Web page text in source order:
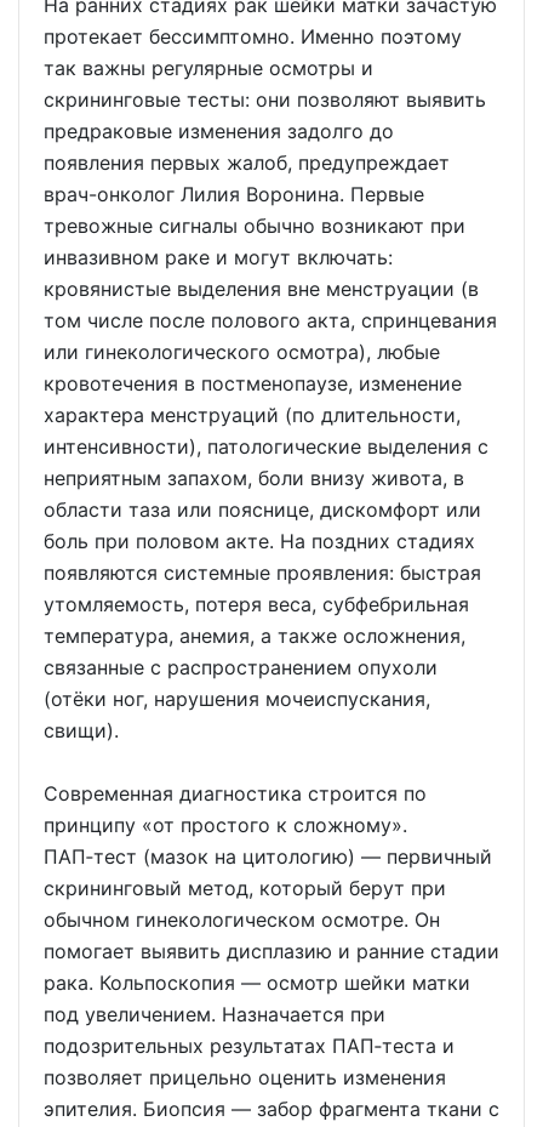
На ранних стадиях рак шейки матки зачастую
протекает бессимптомно. Именно поэтому
так важны регулярные осмотры и
скрининговые тесты: они позволяют выявить
предраковые изменения задолго до
появления первых жалоб, предупреждает
врач-онколог Лилия Воронина. Первые
тревожные сигналы обычно возникают при
инвазивном раке и могут включать:
кровянистые выделения вне менструации (в
том числе после полового акта, спринцевания
или гинекологического осмотра), любые
кровотечения в постменопаузе, изменение
характера менструаций (по длительности,
интенсивности), патологические выделения с
неприятным запахом, боли внизу живота, в
области таза или пояснице, дискомфорт или
боль при половом акте. На поздних стадиях
появляются системные проявления: быстрая
утомляемость, потеря веса, субфебрильная
температура, анемия, а также осложнения,
связанные с распространением опухоли
(отёки ног, нарушения мочеиспускания,
свищи).
Современная диагностика строится по
принципу «от простого к сложному».
ПАП‑тест (мазок на цитологию) — первичный
скрининговый метод, который берут при
обычном гинекологическом осмотре. Он
помогает выявить дисплазию и ранние стадии
рака. Кольпоскопия — осмотр шейки матки
под увеличением. Назначается при
подозрительных результатах ПАП‑теста и
позволяет прицельно оценить изменения
эпителия. Биопсия — забор фрагмента ткани с